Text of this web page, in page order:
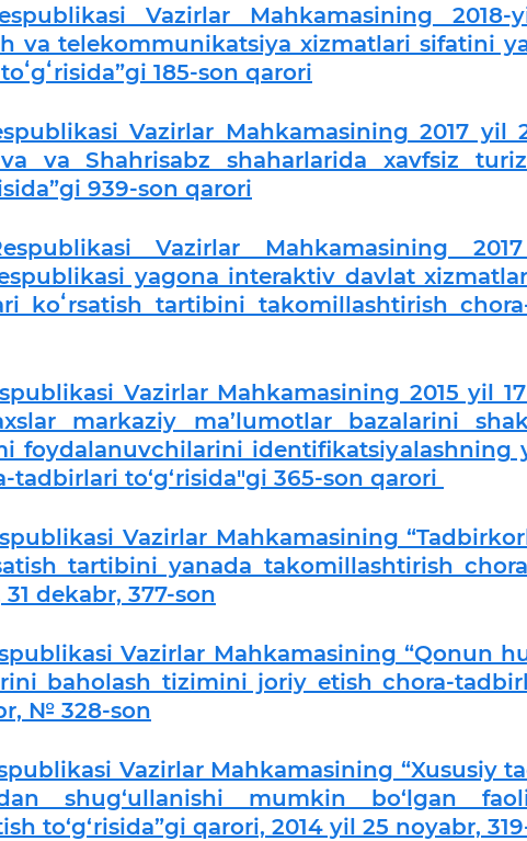
Vazirlar Mahkamasining
va telekommunikatsiya xizmatlari sifatini
185-son qarori
Vazirlar Mahkamasining 2017 yil
va Shahrisabz shaharlarida xavfsiz
939-son qarori
Vazirlar Mahkamasining
yagona interaktiv davlat
koʻrsatish tartibini takomillashtirish
Vazirlar Mahkamasining 2015 yil
markaziy ma’lumotlar bazalarini
foydalanuvchilarini identifikatsiyalashning
tadbirlari to‘g‘risida"gi 365-son qarori
Vazirlar Mahkamasining
tartibini yanada takomillashtirish
dekabr, 377-son
Vazirlar Mahkamasining “Qonun
baholash tizimini joriy etish chora-
№ 328-son
Vazirlar Mahkamasining “Xususiy
shug‘ullanishi mumkin bo‘lgan
to‘g‘risida”gi qarori, 2014 yil 25 noyabr,